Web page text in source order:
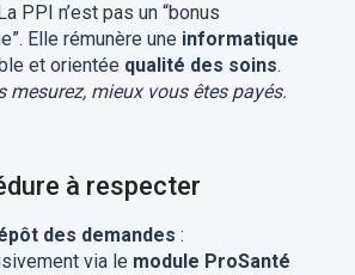
PPI n’est pas un “bonus
Elle rémunère une informatique
et orientée qualité des soins.
mesurez, mieux vous êtes payés.
à respecter
des demandes :
via le module ProSanté